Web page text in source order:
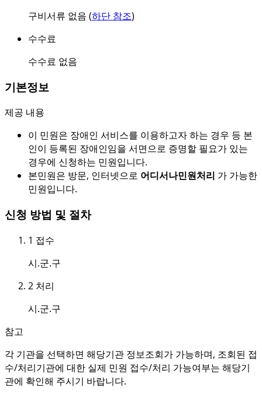
구비서류 없음 (하단 참조)
수수료
수수료 없음
기본정보
제공 내용
이 민원은 장애인 서비스를 이용하고자 하는 경우 등 본
인이 등록된 장애인임을 서면으로 증명할 필요가 있는
경우에 신청하는 민원입니다.
본민원은 방문, 인터넷으로 어디서나민원처리 가 가능한
민원입니다.
신청 방법 및 절차
1 접수
시.군.구
2 처리
시.군.구
참고
각 기관을 선택하면 해당기관 정보조회가 가능하며, 조회된 접
수/처리기관에 대한 실제 민원 접수/처리 가능여부는 해당기
관에 확인해 주시기 바랍니다.